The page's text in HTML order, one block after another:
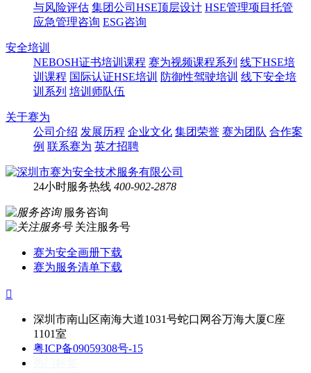
与风险评估 集团公司HSE顶层设计 HSE管理项目托管
应急管理咨询 ESG咨询
安全培训
NEBOSH证书培训课程 赛为视频课程系列 线下HSE培
训课程 国际认证HSE培训 防御性驾驶培训 线下安全培
训系列 培训师队伍
关于赛为
公司介绍 发展历程 企业文化 集团荣誉 赛为团队 合作案
例 联系赛为 英才招聘
24小时服务热线 400-902-2878
服务咨询
关注服务号
赛为安全画册下载
赛为服务清单下载

深圳市南山区南海大道1031号蛇口网谷万海大厦C座
1101室
粤ICP备09059308号-15